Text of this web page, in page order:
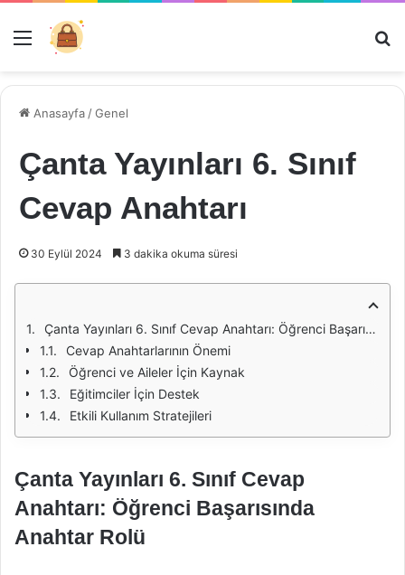
Menü
Anasayfa /Genel
Çanta Yayınları 6. Sınıf
Cevap Anahtarı
30 Eylül 2024 3 dakika okuma süresi
Çanta Yayınları 6. Sınıf Cevap Anahtarı: Öğrenci Başarısında Anahtar Rolü
Cevap Anahtarlarının Önemi
Öğrenci ve Aileler İçin Kaynak
Eğitimciler İçin Destek
Etkili Kullanım Stratejileri
Çanta Yayınları 6. Sınıf Cevap
Anahtarı: Öğrenci Başarısında
Anahtar Rolü